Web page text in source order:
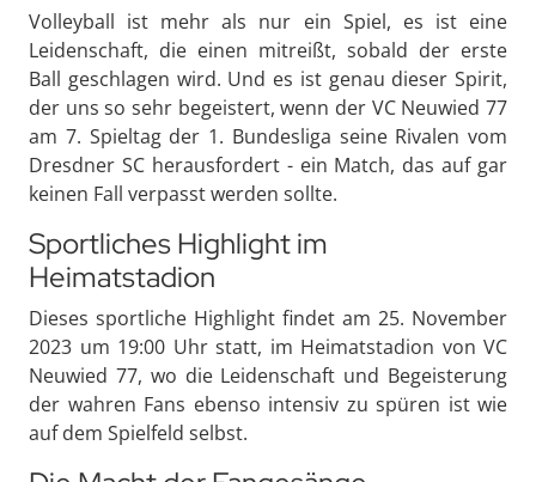
Volleyball ist mehr als nur ein Spiel, es ist eine
Leidenschaft, die einen mitreißt, sobald der erste
Ball geschlagen wird. Und es ist genau dieser Spirit,
der uns so sehr begeistert, wenn der VC Neuwied 77
am 7. Spieltag der 1. Bundesliga seine Rivalen vom
Dresdner SC herausfordert - ein Match, das auf gar
keinen Fall verpasst werden sollte.
Sportliches Highlight im
Heimatstadion
Dieses sportliche Highlight findet am 25. November
2023 um 19:00 Uhr statt, im Heimatstadion von VC
Neuwied 77, wo die Leidenschaft und Begeisterung
der wahren Fans ebenso intensiv zu spüren ist wie
auf dem Spielfeld selbst.